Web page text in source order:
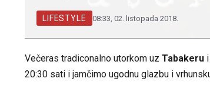
LIFESTYLE 08:33, 02. listopada 2018.
Večeras tradiconalno utorkom uz Tabakeru
20:30 sati i jamčimo ugodnu glazbu i